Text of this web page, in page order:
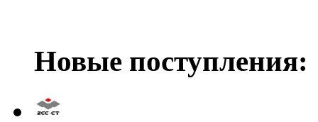
Новые поступления: